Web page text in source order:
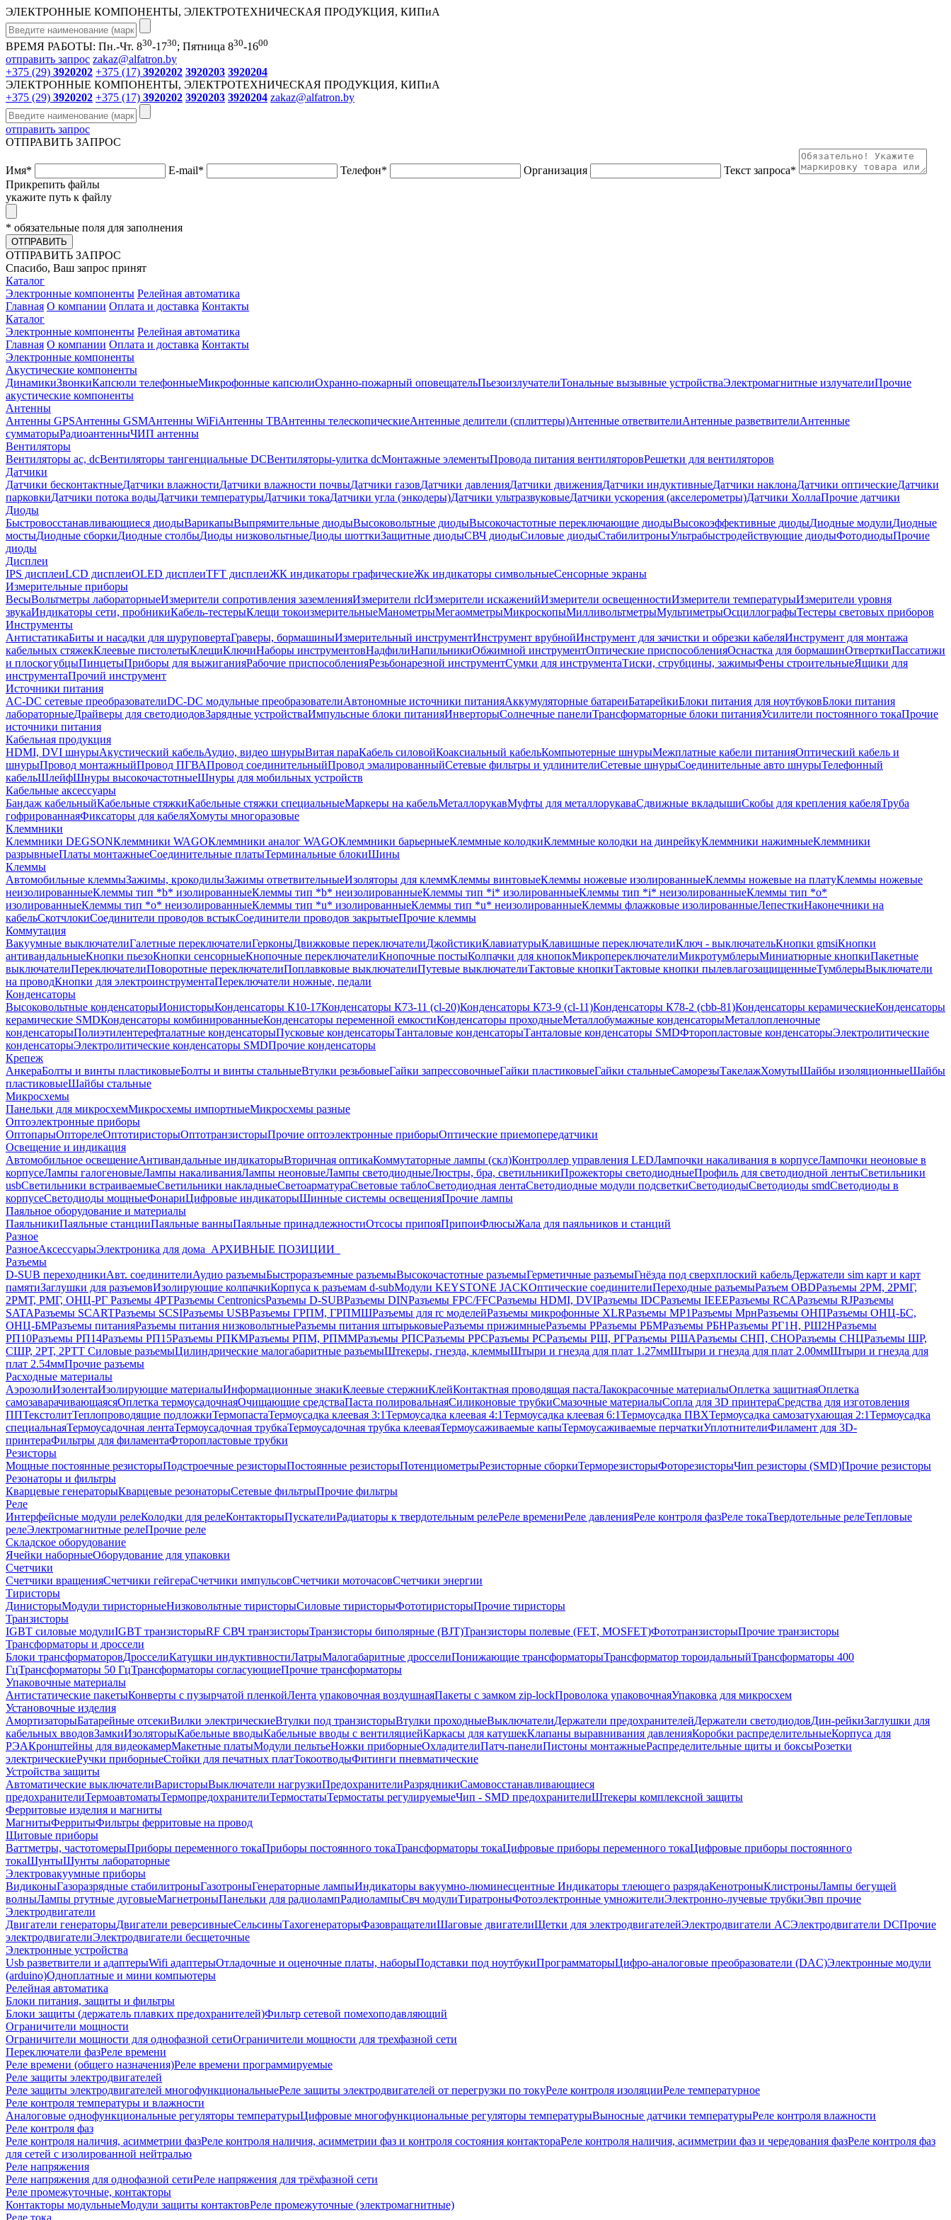
ЭЛЕКТРОННЫЕ КОМПОНЕНТЫ, ЭЛЕКТРОТЕХНИЧЕСКАЯ ПРОДУКЦИЯ, КИПиА
ВРЕМЯ РАБОТЫ: Пн.-Чт. 830-1730; Пятница 830-1600
отправить запрос zakaz@alfatron.by
+375 (29) 3920202 +375 (17) 3920202 3920203 3920204
ЭЛЕКТРОННЫЕ КОМПОНЕНТЫ, ЭЛЕКТРОТЕХНИЧЕСКАЯ ПРОДУКЦИЯ, КИПиА
+375 (29) 3920202 +375 (17) 3920202 3920203 3920204 zakaz@alfatron.by
отправить запрос
ОТПРАВИТЬ ЗАПРОС
Имя* E-mail* Телефон* Организация Текст запроса*
Прикрепить файлы
укажите путь к файлу
* обязательные поля для заполнения
ОТПРАВИТЬ
ОТПРАВИТЬ ЗАПРОС
Спасибо, Ваш запрос принят
Каталог
Электронные компоненты Релейная автоматика
Главная О компании Оплата и доставка Контакты
Каталог
Электронные компоненты Релейная автоматика
Главная О компании Оплата и доставка Контакты
Электронные компоненты
Акустические компоненты
ДинамикиЗвонкиКапсюли телефонныеМикрофонные капсюлиОхранно-пожарный оповещательПьезоизлучателиТональные вызывные устройстваЭлектромагнитные излучателиПрочие
акустические компоненты
Антенны
Антенны GPSАнтенны GSMАнтенны WiFiАнтенны ТВАнтенны телескопическиеАнтенные делители (сплиттеры)Антенные ответвителиАнтенные разветвителиАнтенные
сумматорыРадиоантенныЧИП антенны
Вентиляторы
Вентиляторы ac, dcВентиляторы тангенциальные DCВентиляторы-улитка dcМонтажные элементыПровода питания вентиляторовРешетки для вентиляторов
Датчики
Датчики бесконтактныеДатчики влажностиДатчики влажности почвыДатчики газовДатчики давленияДатчики движенияДатчики индуктивныеДатчики наклонаДатчики оптическиеДатчики
парковкиДатчики потока водыДатчики температурыДатчики токаДатчики угла (энкодеры)Датчики ультразвуковыеДатчики ускорения (акселерометры)Датчики ХоллаПрочие датчики
Диоды
Быстровосстанавливающиеся диодыВарикапыВыпрямительные диодыВысоковольтные диодыВысокочастотные переключающие диодыВысокоэффективные диодыДиодные модулиДиодные
мостыДиодные сборкиДиодные столбыДиоды низковольтныеДиоды шотткиЗащитные диодыСВЧ диодыСиловые диодыСтабилитроныУльтрабыстродействующие диодыФотодиодыПрочие
диоды
Дисплеи
IPS дисплеиLCD дисплеиOLED дисплеиTFT дисплеиЖК индикаторы графическиеЖк индикаторы символьныеСенсорные экраны
Измерительные приборы
ВесыВольтметры лабораторныеИзмерители сопротивления заземленияИзмерители rlcИзмерители искаженийИзмерители освещенностиИзмерители температурыИзмерители уровня
звукаИндикаторы сети, пробникиКабель-тестерыКлещи токоизмерительныеМанометрыМегаомметрыМикроскопыМилливольтметрыМультиметрыОсциллографыТестеры световых приборов
Инструменты
АнтистатикаБиты и насадки для шуруповертаГраверы, бормашиныИзмерительный инструментИнструмент врубнойИнструмент для зачистки и обрезки кабеляИнструмент для монтажа
кабельных стяжекКлеевые пистолетыКлещиКлючиНаборы инструментовНадфилиНапильникиОбжимной инструментОптические приспособленияОснастка для бормашинОтверткиПассатижи
и плоскогубцыПинцетыПриборы для выжиганияРабочие приспособленияРезьбонарезной инструментСумки для инструментаТиски, струбцины, зажимыФены строительныеЯщики для
инструментаПрочий инструмент
Источники питания
AC-DC сетевые преобразователиDC-DC модульные преобразователиАвтономные источники питанияАккумуляторные батареиБатарейкиБлоки питания для ноутбуковБлоки питания
лабораторныеДрайверы для светодиодовЗарядные устройстваИмпульсные блоки питанияИнверторыСолнечные панелиТрансформаторные блоки питанияУсилители постоянного токаПрочие
источники питания
Кабельная продукция
HDMI, DVI шнурыАкустический кабельАудио, видео шнурыВитая параКабель силовойКоаксиальный кабельКомпьютерные шнурыМежплатные кабели питанияОптический кабель и
шнурыПровод монтажныйПровод ПГВАПровод соединительныйПровод эмалированныйСетевые фильтры и удлинителиСетевые шнурыСоединительные авто шнурыТелефонный
кабельШлейфШнуры высокочастотныеШнуры для мобильных устройств
Кабельные аксессуары
Бандаж кабельныйКабельные стяжкиКабельные стяжки специальныеМаркеры на кабельМеталлорукавМуфты для металлорукаваСдвижные вкладышиСкобы для крепления кабеляТруба
гофрированнаяФиксаторы для кабеляХомуты многоразовые
Клеммники
Клеммники DEGSONКлеммники WAGOКлеммники аналог WAGOКлеммники барьерныеКлеммные колодкиКлеммные колодки на динрейкуКлеммники нажимныеКлеммники
разрывныеПлаты монтажныеСоединительные платыТерминальные блокиШины
Клеммы
Автомобильные клеммыЗажимы, крокодилыЗажимы ответвительныеИзоляторы для клеммКлеммы винтовыеКлеммы ножевые изолированныеКлеммы ножевые на платуКлеммы ножевые
неизолированныеКлеммы тип *b* изолированныеКлеммы тип *b* неизолированныеКлеммы тип *i* изолированныеКлеммы тип *i* неизолированныеКлеммы тип *o*
изолированныеКлеммы тип *o* неизолированныеКлеммы тип *u* изолированныеКлеммы тип *u* неизолированныеКлеммы флажковые изолированныеЛепесткиНаконечники на
кабельСкотчлокиСоединители проводов встыкСоединители проводов закрытыеПрочие клеммы
Коммутация
Вакуумные выключателиГалетные переключателиГерконыДвижковые переключателиДжойстикиКлавиатурыКлавишные переключателиКлюч - выключательКнопки gmsiКнопки
антивандальныеКнопки пьезоКнопки сенсорныеКнопочные переключателиКнопочные постыКолпачки для кнопокМикропереключателиМикротумблерыМиниатюрные кнопкиПакетные
выключателиПереключателиПоворотные переключателиПоплавковые выключателиПутевые выключателиТактовые кнопкиТактовые кнопки пылевлагозащищенныеТумблерыВыключатели
на проводКнопки для электроинструментаПереключатели ножные, педали
Конденсаторы
Высоковольтные конденсаторыИонисторыКонденсаторы К10-17Конденсаторы К73-11 (cl-20)Конденсаторы К73-9 (cl-11)Конденсаторы К78-2 (cbb-81)Конденсаторы керамическиеКонденсаторы
керамические SMDКонденсаторы комбинированныеКонденсаторы переменной емкостиКонденсаторы проходныеМеталлобумажные конденсаторыМеталлопленочные
конденсаторыПолиэтилентерефталатные конденсаторыПусковые конденсаторыТанталовые конденсаторыТанталовые конденсаторы SMDФторопластовые конденсаторыЭлектролитические
конденсаторыЭлектролитические конденсаторы SMDПрочие конденсаторы
Крепеж
АнкераБолты и винты пластиковыеБолты и винты стальныеВтулки резьбовыеГайки запрессовочныеГайки пластиковыеГайки стальныеСаморезыТакелажХомутыШайбы изоляционныеШайбы
пластиковыеШайбы стальные
Микросхемы
Панельки для микросхемМикросхемы импортныеМикросхемы разные
Оптоэлектронные приборы
ОптопарыОпторелеОптотиристорыОптотранзисторыПрочие оптоэлектронные приборыОптические приемопередатчики
Освещение и индикация
Автомобильное освещениеАнтивандальные индикаторыВторичная оптикаКоммутаторные лампы (скл)Контроллер управления LEDЛампочки накаливания в корпусеЛампочки неоновые в
корпусеЛампы галогеновыеЛампы накаливанияЛампы неоновыеЛампы светодиодныеЛюстры, бра, светильникиПрожекторы светодиодныеПрофиль для светодиодной лентыСветильники
usbСветильники встраиваемыеСветильники накладныеСветоарматураСветовые таблоСветодиодная лентаСветодиодные модули подсветкиСветодиодыСветодиоды smdСветодиоды в
корпусеСветодиоды мощныеФонариЦифровые индикаторыШинные системы освещенияПрочие лампы
Паяльное оборудование и материалы
ПаяльникиПаяльные станцииПаяльные ванныПаяльные принадлежностиОтсосы припояПрипоиФлюсыЖала для паяльников и станций
Разное
РазноеАксессуарыЭлектроника для дома _АРХИВНЫЕ ПОЗИЦИИ_
Разъемы
D-SUB переходникиАвт. соединителиАудио разъемыБыстроразъемные разъемыВысокочастотные разъемыГерметичные разъемыГнёзда под сверхплоский кабельДержатели sim карт и карт
памятиЗаглушки для разъемовИзолирующие колпачкиКорпуса к разъемам d-subМодули KEYSTONE JACKОптические соединителиПереходные разъемыРазъем OBDРазъемы 2РМ, 2РМГ,
2РМТ, РМГ, ОНЦ-РГ Разъемы 4РТРазъемы CentronicsРазъемы D-SUBРазъемы DINРазъемы FPC/FFCРазъемы HDMI, DVIРазъемы IDCРазъемы IEEEРазъемы RCAРазъемы RJРазъемы
SATAРазъемы SCARTРазъемы SCSIРазъемы USBРазъемы ГРПM, ГРПМШРазъемы для rc моделейРазъемы микрофонные XLRРазъемы МР1Разъемы МрнРазъемы ОНПРазъемы ОНЦ-БС,
ОНЦ-БМРазъемы питанияРазъемы питания низковольтныеРазъемы питания штырьковыеРазъемы прижимныеРазъемы РРазъемы РБМРазъемы РБНРазъемы РГ1Н, РШ2НРазъемы
РП10Разъемы РП14Разъемы РП15Разъемы РПКМРазъемы РПМ, РПММРазъемы РПСРазъемы РРСРазъемы РСРазъемы РШ, РГРазъемы РШАРазъемы СНП, СНОРазъемы СНЦРазъемы ШР,
СШР, 2РТ, 2РТТ Силовые разъемыЦилиндрические малогабаритные разъемыШтекеры, гнезда, клеммыШтыри и гнезда для плат 1.27ммШтыри и гнезда для плат 2.00ммШтыри и гнезда для
плат 2.54ммПрочие разъемы
Расходные материалы
АэрозолиИзолентаИзолирующие материалыИнформационные знакиКлеевые стержниКлейКонтактная проводящая пастаЛакокрасочные материалыОплетка защитнаяОплетка
самозаварачивающаясяОплетка термоусадочнаяОчищающие средстваПаста полировальнаяСиликоновые трубкиСмазочные материалыСопла для 3D принтераСредства для изготовления
ППТекстолитТеплопроводящие подложкиТермопастаТермоусадка клеевая 3:1Термоусадка клеевая 4:1Термоусадка клеевая 6:1Термоусадка ПВХТермоусадка самозатухающая 2:1Термоусадка
специальнаяТермоусадочная лентаТермоусадочная трубкаТермоусадочная трубка клееваяТермоусаживаемые капыТермоусаживаемые перчаткиУплотнителиФиламент для 3D-
принтераФильтры для филаментаФторопластовые трубки
Резисторы
Мощные постоянные резисторыПодстроечные резисторыПостоянные резисторыПотенциометрыРезисторные сборкиТерморезисторыФоторезисторыЧип резисторы (SMD)Прочие резисторы
Резонаторы и фильтры
Кварцевые генераторыКварцевые резонаторыСетевые фильтрыПрочие фильтры
Реле
Интерфейсные модули релеКолодки для релеКонтакторыПускателиРадиаторы к твердотельным релеРеле времениРеле давленияРеле контроля фазРеле токаТвердотельные релеТепловые
релеЭлектромагнитные релеПрочие реле
Складское оборудование
Ячейки наборныеОборудование для упаковки
Счетчики
Счетчики вращенияСчетчики гейгераСчетчики импульсовСчетчики моточасовСчетчики энергии
Тиристоры
ДинисторыМодули тиристорныеНизковольтные тиристорыСиловые тиристорыФототиристорыПрочие тиристоры
Транзисторы
IGBT силовые модулиIGBT транзисторыRF СВЧ транзисторыТранзисторы биполярные (BJT)Транзисторы полевые (FET, MOSFET)ФототранзисторыПрочие транзисторы
Трансформаторы и дроссели
Блоки трансформаторовДросселиКатушки индуктивностиЛатрыМалогабаритные дросселиПонижающие трансформаторыТрансформатор тороидальныйТрансформаторы 400
ГцТрансформаторы 50 ГцТрансформаторы согласующиеПрочие трансформаторы
Упаковочные материалы
Антистатические пакетыКонверты с пузырчатой пленкойЛента упаковочная воздушнаяПакеты с замком zip-lockПроволока упаковочнаяУпаковка для микросхем
Установочные изделия
АмортизаторыБатарейные отсекиВилки электрическиеВтулки под транзисторыВтулки проходныеВыключателиДержатели предохранителейДержатели светодиодовДин-рейкиЗаглушки для
кабельных вводовЗамкиИзоляторыКабельные вводыКабельные вводы с вентиляциейКаркасы для катушекКлапаны выравнивания давленияКоробки распределительныеКорпуса для
РЭАКронштейны для видеокамерМакетные платыМодули пельтьеНожки приборныеОхладителиПатч-панелиПистоны монтажныеРаспределительные щиты и боксыРозетки
электрическиеРучки приборныеСтойки для печатных платТокоотводыФитинги пневматические
Устройства защиты
Автоматические выключателиВаристорыВыключатели нагрузкиПредохранителиРазрядникиСамовосстанавливающиеся
предохранителиТермоавтоматыТермопредохранителиТермостатыТермостаты регулируемыеЧип - SMD предохранителиШтекеры комплексной защиты
Ферритовые изделия и магниты
МагнитыФерритыФильтры ферритовые на провод
Щитовые приборы
Ваттметры, частотомерыПриборы переменного токаПриборы постоянного токаТрансформаторы токаЦифровые приборы переменного токаЦифровые приборы постоянного
токаШунтыШунты лабораторные
Электровакуумные приборы
ВидиконыГазоразрядные стабилитроныГазотроныГенераторные лампыИндикаторы вакуумно-люминесцентные Индикаторы тлеющего разрядаКенотроныКлистроныЛампы бегущей
волныЛампы ртутные дуговыеМагнетроныПанельки для радиолампРадиолампыСвч модулиТиратроныФотоэлектронные умножителиЭлектронно-лучевые трубкиЭвп прочие
Электродвигатели
Двигатели генераторыДвигатели реверсивныеСельсиныТахогенераторыФазовращателиШаговые двигателиЩетки для электродвигателейЭлектродвигатели ACЭлектродвигатели DCПрочие
электродвигателиЭлектродвигатели бесщеточные
Электронные устройства
Usb разветвители и адаптерыWifi адаптерыОтладочные и оценочные платы, наборыПодставки под ноутбукиПрограмматорыЦифро-аналоговые преобразователи (DAC)Электронные модули
(arduino)Одноплатные и мини компьютеры
Релейная автоматика
Блоки питания, защиты и фильтры
Блоки защиты (держатель плавких предохранителей)Фильтр сетевой помехоподавляющий
Ограничители мощности
Ограничители мощности для однофазной сетиОграничители мощности для трехфазной сети
Переключатели фазРеле времени
Реле времени (общего назначения)Реле времени программируемые
Реле защиты электродвигателей
Реле защиты электродвигателей многофункциональныеРеле защиты электродвигателей от перегрузки по токуРеле контроля изоляцииРеле температурное
Реле контроля температуры и влажности
Аналоговые однофункциональные регуляторы температурыЦифровые многофункциональные регуляторы температурыВыносные датчики температурыРеле контроля влажности
Реле контроля фаз
Реле контроля наличия, асимметрии фазРеле контроля наличия, асимметрии фаз и контроля состояния контактораРеле контроля наличия, асимметрии фаз и чередования фазРеле контроля фаз
для сетей с изолированной нейтралью
Реле напряжения
Реле напряжения для однофазной сетиРеле напряжения для трёхфазной сети
Реле промежуточные, контакторы
Контакторы модульныеМодули защиты контактовРеле промежуточные (электромагнитные)